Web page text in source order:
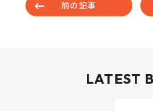
前の記事
LATEST